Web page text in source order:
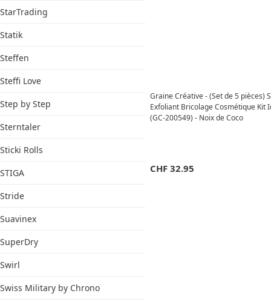
StarTrading
Statik
Steffen
Steffi Love
Step by Step
Sterntaler
Sticki Rolls
STIGA
Stride
Suavinex
SuperDry
Swirl
Swiss Military by Chrono
Graine Créative - (Set de 5 pièces)
Exfoliant Bricolage Cosmétique Kit
(GC-200549) - Noix de Coco
CHF 32.95